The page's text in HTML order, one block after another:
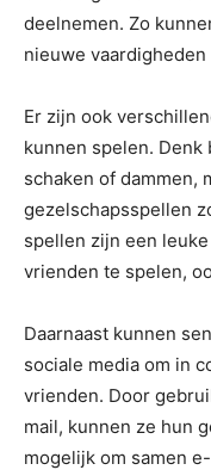
deelnemen. Zo
nieuwe vaardigheden
Er zijn ook
kunnen spelen.
schaken of dammen,
gezelschapsspellen
spellen zijn een
vrienden te spelen,
Daarnaast kunnen
sociale media om in
vrienden. Door
mail, kunnen ze hun
mogelijk om samen